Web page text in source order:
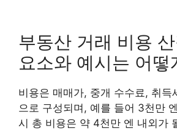
부동산 거래 비용
요소와 예시는 어떻
비용은 매매가, 중개 수수료, 취득
으로 구성되며, 예를 들어 3천만
시 총 비용은 약 4천만 엔 내외가